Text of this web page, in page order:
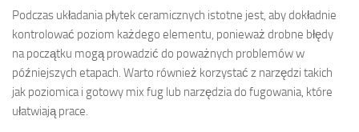
Podczas układania płytek ceramicznych istotne jest, aby dokładnie
kontrolować poziom każdego elementu, ponieważ drobne błędy
na początku mogą prowadzić do poważnych problemów w
późniejszych etapach. Warto również korzystać z narzędzi takich
jak poziomica i gotowy mix fug lub narzędzia do fugowania, które
ułatwiają prace.